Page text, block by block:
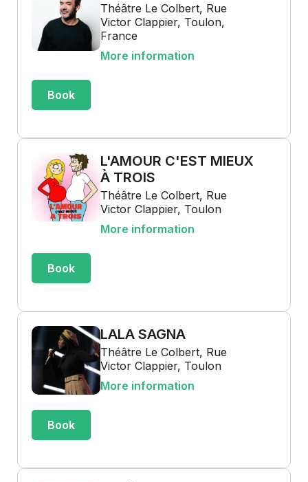
Théâtre Le Colbert, Rue
Victor Clappier, Toulon,
France
More information
Book
L'AMOUR C'EST MIEUX
À TROIS
Théâtre Le Colbert, Rue
Victor Clappier, Toulon
More information
Book
LALA SAGNA
Théâtre Le Colbert, Rue
Victor Clappier, Toulon
More information
Book